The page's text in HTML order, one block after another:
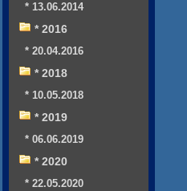
* 13.06.2014
* 2016
* 20.04.2016
* 2018
* 10.05.2018
* 2019
* 06.06.2019
* 2020
* 22.05.2020